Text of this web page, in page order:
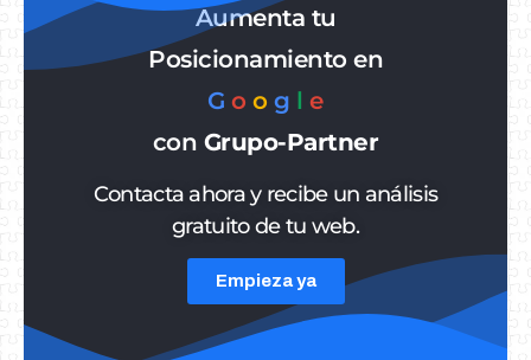
Aumenta tu
Posicionamiento en
G o o g l e
con Grupo-Partner
Contacta ahora y recibe un análisis
gratuito de tu web.
Empieza ya